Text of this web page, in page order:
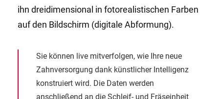
ihn dreidimensional in fotorealistischen Farben
auf den Bildschirm (digitale Abformung).
Sie können live mitverfolgen, wie Ihre neue
Zahnversorgung dank künstlicher Intelligenz
konstruiert wird. Die Daten werden
anschließend an die Schleif- und Fräseinheit